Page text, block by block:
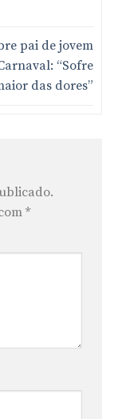
pai de jovem
“Sofre
das dores”
*